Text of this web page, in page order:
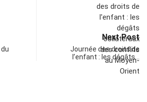
Next Post
Journée des droits de
l’enfant : les dégâts…